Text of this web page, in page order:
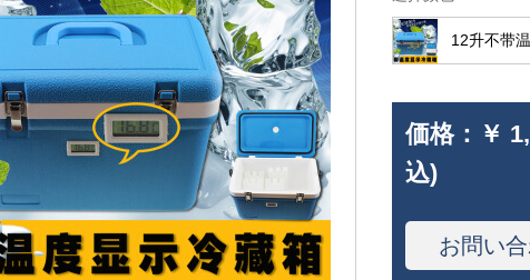
12升不带
価格： ￥
込)
お問い